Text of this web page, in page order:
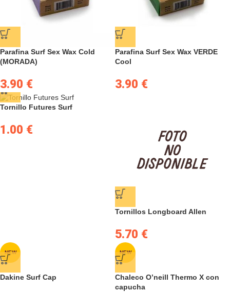
Parafina Surf Sex Wax Cold
(MORADA)
3.90 €
Parafina Surf Sex Wax VERDE
Cool
3.90 €
Tornillo Futures Surf
1.00 €
Tornillos Longboard Allen
5.70 €
NEW
Dakine Surf Cap
NEW
Chaleco O’neill Thermo X con
capucha